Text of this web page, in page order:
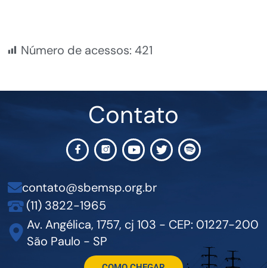
Número de acessos: 421
Contato
contato@sbemsp.org.br
(11) 3822-1965
Av. Angélica, 1757, cj 103 - CEP: 01227-200
São Paulo - SP